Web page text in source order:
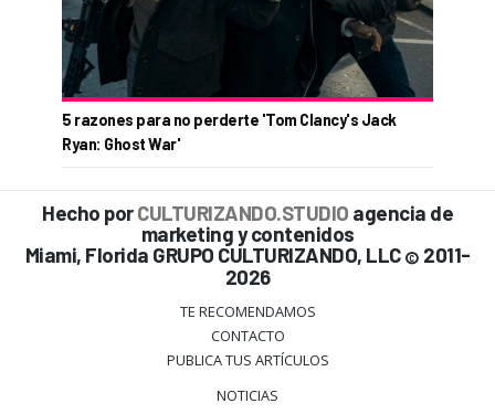
5 razones para no perderte 'Tom Clancy's Jack
Ryan: Ghost War'
Hecho porCULTURIZANDO.STUDIO agencia de
marketing y contenidos
Miami, Florida GRUPO CULTURIZANDO, LLC © 2011-
2026
TE RECOMENDAMOS
CONTACTO
PUBLICA TUS ARTÍCULOS
NOTICIAS